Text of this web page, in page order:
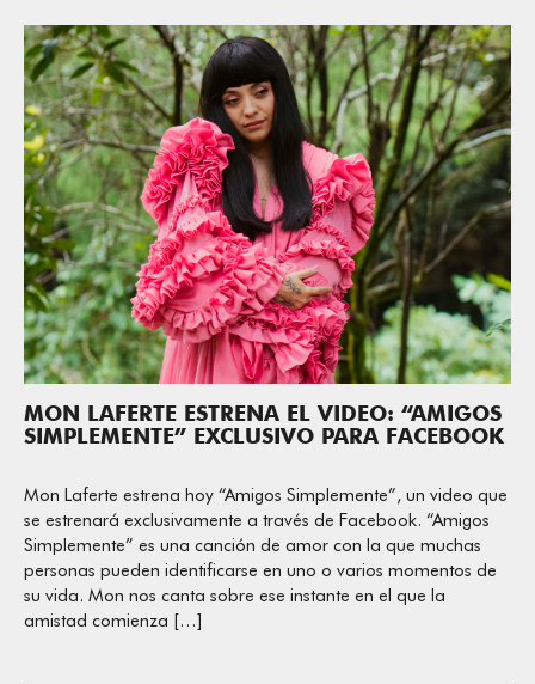
MON LAFERTE ESTRENA EL VIDEO: “AMIGOS
SIMPLEMENTE” EXCLUSIVO PARA FACEBOOK
Mon Laferte estrena hoy “Amigos Simplemente”, un video que
se estrenará exclusivamente a través de Facebook. “Amigos
Simplemente” es una canción de amor con la que muchas
personas pueden identificarse en uno o varios momentos de
su vida. Mon nos canta sobre ese instante en el que la
amistad comienza […]